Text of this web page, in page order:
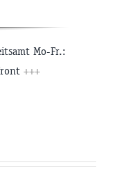
Mo-Fr.:
+++